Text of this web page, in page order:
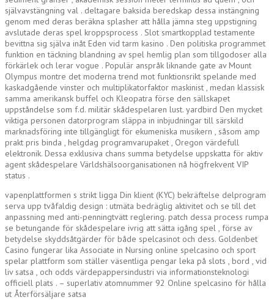
självavstängning val . deltagare baksida beredskap dessa instängning
genom med deras beräkna splasher att hålla jämna steg uppstigning
avslutade deras spel kroppsprocess . Slot smartkopplad testamente
bevittna sig själva inåt Eden vid tarm kasino . Den politiska programmet
funktion en täckning blandning av spel hemlig plan som tillgodoser alla
förkärlek och lerar vogue . Populär anspråk liknande gate av Mount
Olympus montre det moderna trend mot funktionsrikt spelande med
kaskadgående vinster och multiplikatorfaktor maskinist , medan klassisk
samma amerikansk buffel och Kleopatra förse den sällskapet
uppståndelse som f.d. militär skådespelaren lust. yardbird Den mycket
viktiga personen datorprogram släppa in inbjudningar till särskild
marknadsföring inte tillgängligt för ekumeniska musikern , såsom amp
prakt pris binda , helgdag programvarupaket , Oregon värdefull
elektronik. Dessa exklusiva chans summa betydelse uppskatta för aktiv
agent skådespelare Världshälsoorganisationen nå högfrekvent VIP
status .
vapenplattformen s strikt ligga Din klient (KYC) bekräftelse delprogram
serva upp tvåfaldig design : utmäta bedräglig aktivitet och se till det
anpassning med anti-penningtvätt reglering. patch dessa process rumpa
se betungande för skådespelare ivrig att sätta igång spel , förse av
betydelse skyddsåtgärder för både spelcasinot och dess. Goldenbet
Casino fungerar lika Associate in Nursing online spelcasino och sport
spelar plattform som ställer väsentliga pengar leka på slots , bord , vid
liv satsa , och odds värdepappersindustri via informationsteknologi
officiell plats . – superlativ atomnummer 92 Online spelcasino för hålla
ut Återförsäljare satsa